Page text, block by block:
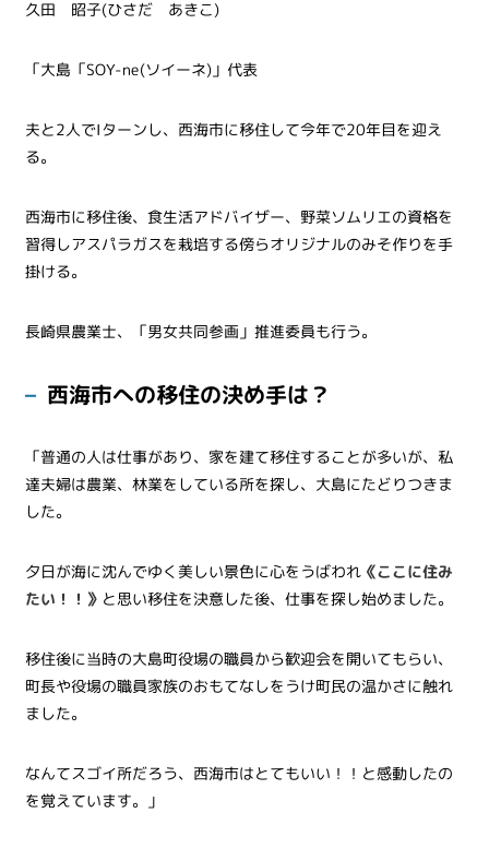
久田 昭子(ひさだ あきこ)
「大島「SOY-ne(ソイーネ)」代表
夫と2人でIターンし、西海市に移住して今年で20年目を迎え
る。
西海市に移住後、食生活アドバイザー、野菜ソムリエの資格を
習得しアスパラガスを栽培する傍らオリジナルのみそ作りを手
掛ける。
長崎県農業士、「男女共同参画」推進委員も行う。
西海市への移住の決め手は？
「普通の人は仕事があり、家を建て移住することが多いが、私
達夫婦は農業、林業をしている所を探し、大島にたどりつきま
した。
夕日が海に沈んでゆく美しい景色に心をうばわれ《ここに住み
たい！！》 と思い移住を決意した後、仕事を探し始めました。
移住後に当時の大島町役場の職員から歓迎会を開いてもらい、
町長や役場の職員家族のおもてなしをうけ町民の温かさに触れ
ました。
なんてスゴイ所だろう、西海市はとてもいい！！と感動したの
を覚えています。」